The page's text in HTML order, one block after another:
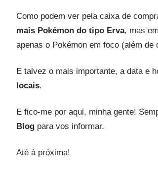
Como podem ver pela caixa de
mais Pokémon do tipo Erva, mas
apenas o Pokémon em foco (além de
E talvez o mais importante, a data e
locais.
E fico-me por aqui, minha gente!
Blogpara vos informar.
Até à próxima!